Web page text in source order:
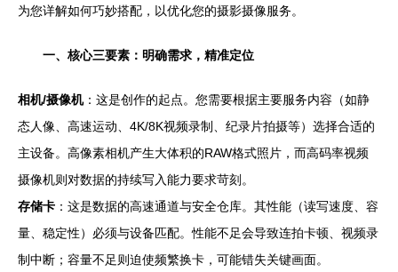
为您详解如何巧妙搭配，以优化您的摄影摄像服务。
一、核心三要素：明确需求，精准定位
相机/摄像机：这是创作的起点。您需要根据主要服务内容（如静
态人像、高速运动、4K/8K视频录制、纪录片拍摄等）选择合适的
主设备。高像素相机产生大体积的RAW格式照片，而高码率视频
摄像机则对数据的持续写入能力要求苛刻。
存储卡 ：这是数据的高速通道与安全仓库。其性能（读写速度、容
量、稳定性）必须与设备匹配。性能不足会导致连拍卡顿、视频录
制中断；容量不足则迫使频繁换卡，可能错失关键画面。